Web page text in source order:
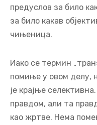
предуслов за било
за било какав
чињеница.
Иако се термин
помиње у овом делу,
је крајње
правдом, али та
као жртве. Нема